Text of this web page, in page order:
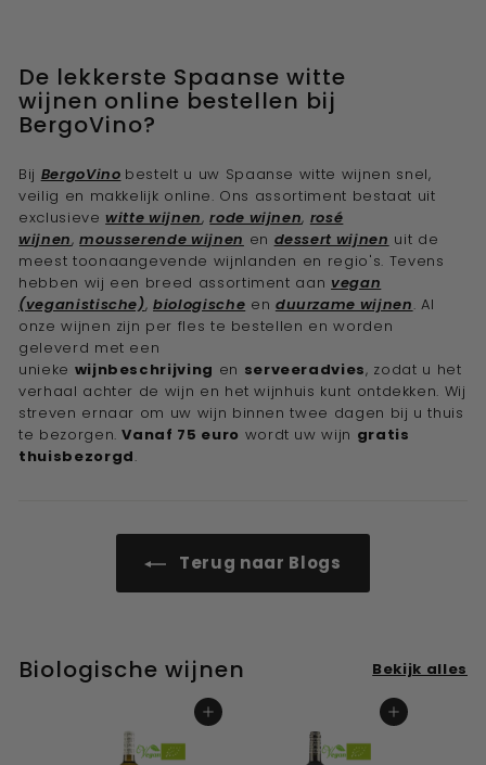
De lekkerste Spaanse witte
wijnen online bestellen bij
BergoVino?
Bij BergoVino bestelt u uw Spaanse witte wijnen snel,
veilig en makkelijk online. Ons assortiment bestaat uit
exclusieve witte wijnen, rode wijnen, rosé
wijnen, mousserende wijnen en dessert wijnen uit de
meest toonaangevende wijnlanden en regio's. Tevens
hebben wij een breed assortiment aan vegan
(veganistische), biologische en duurzame wijnen. Al
onze wijnen zijn per fles te bestellen en worden
geleverd met een
unieke wijnbeschrijving en serveeradvies, zodat u het
verhaal achter de wijn en het wijnhuis kunt ontdekken. Wij
streven ernaar om uw wijn binnen twee dagen bij u thuis
te bezorgen. Vanaf 75 euro wordt uw wijn gratis
thuisbezorgd.
Terug naar Blogs
Biologische wijnen Bekijk alles
In winkelwagen In winkelwagen